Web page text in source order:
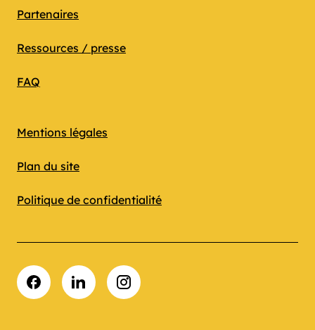
Partenaires
Ressources / presse
FAQ
Mentions légales
Plan du site
Politique de confidentialité